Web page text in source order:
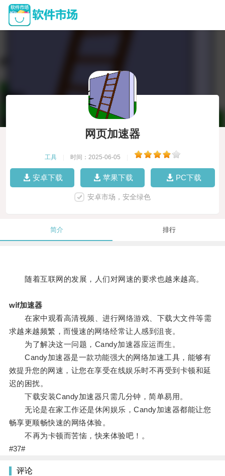
网页加速器
工具 时间：2025-06-05
安卓下载 苹果下载 PC下载
安卓市场，安全绿色
简介 排行
随着互联网的发展，人们对网速的要求也越来越高。
wⅰf加速器
在家中观看高清视频、进行网络游戏、下载大文件等需
求越来越频繁，而慢速的网络经常让人感到沮丧。
为了解决这一问题，Candy加速器应运而生。
Candy加速器是一款功能强大的网络加速工具，能够有
效提升您的网速，让您在享受在线娱乐时不再受到卡顿和延
迟的困扰。
下载安装Candy加速器只需几分钟，简单易用。
无论是在家工作还是休闲娱乐，Candy加速器都能让您
畅享更顺畅快速的网络体验。
不再为卡顿而苦恼，快来体验吧！。
#37#
评论